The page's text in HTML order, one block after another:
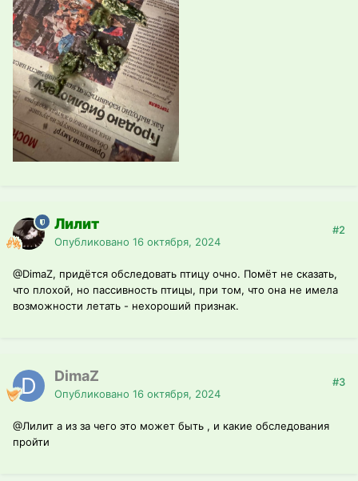
Лилит
Опубликовано 16 октября, 2024
#2
@DimaZ, придётся обследовать птицу очно. Помёт не сказать,
что плохой, но пассивность птицы, при том, что она не имела
возможности летать - нехороший признак.
DimaZ
Опубликовано 16 октября, 2024
#3
@Лилит а из за чего это может быть , и какие обследования
пройти